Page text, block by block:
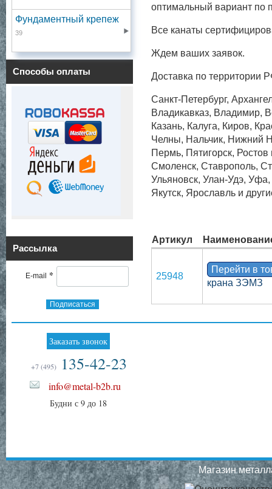
Фундаментный крепеж
39
Способы оплаты
Рассылка
E-mail *
Подписаться
оптимальный вариант по
Все канаты
Ждем ваших заявок.
Доставка по территории
Санкт-Петербург,
Владикавказ, Владимир,
Казань, Калуга, Киров,
Челны, Нальчик, Нижний
Пермь, Пятигорск,
Смоленск, Ставрополь,
Ульяновск, Улан-Удэ,
Якутск, Ярославль и
Артикул
25948
Перейти в
крана ЗЭМЗ
Заказать звонок
+7 (495) 135-42-23
info@metal-b2b.ru
Будни с 9 до 18
Магазин